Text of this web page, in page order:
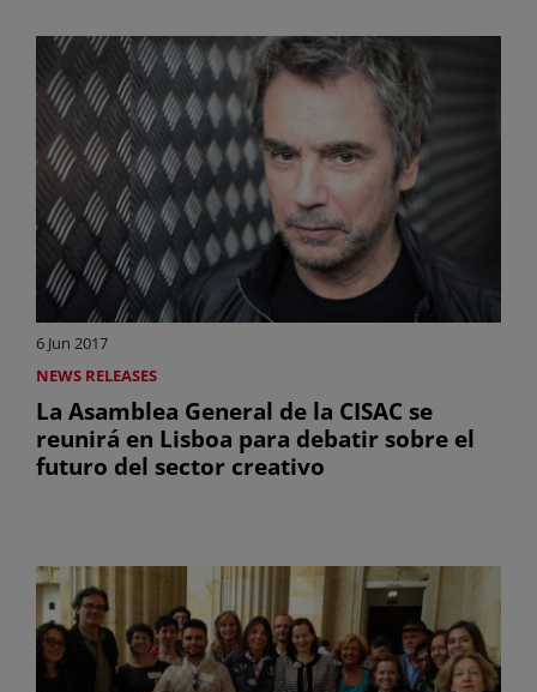
6 Jun 2017
NEWS RELEASES
La Asamblea General de la CISAC se
reunirá en Lisboa para debatir sobre el
futuro del sector creativo